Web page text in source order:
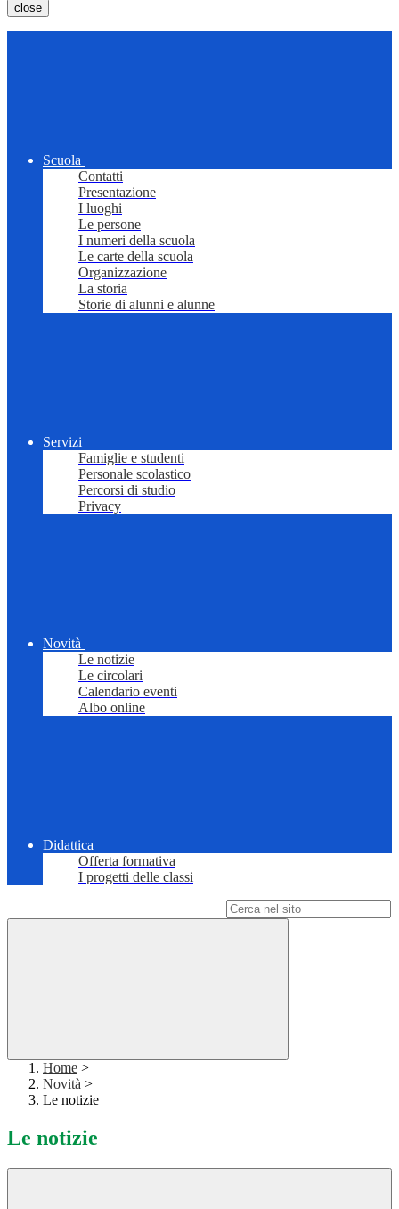
close
Scuola
Contatti
Presentazione
I luoghi
Le persone
I numeri della scuola
Le carte della scuola
Organizzazione
La storia
Storie di alunni e alunne
Servizi
Famiglie e studenti
Personale scolastico
Percorsi di studio
Privacy
Novità
Le notizie
Le circolari
Calendario eventi
Albo online
Didattica
Offerta formativa
I progetti delle classi
Home >
Novità >
Le notizie
Le notizie